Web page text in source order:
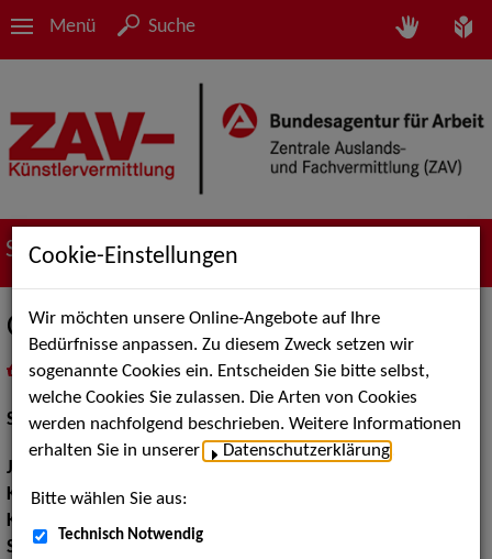
Menü Suche
Suche nach Künstler*innen
Carolin Fink
als PDF speichern
inMeine Merklistelegen
Schauspiel:Film und TV
Jahrgang:
Körpergröße:175 cm
Konfektionsgröße:
Sprachen:
Cookie-Einstellungen
Wir möchten unsere Online-Angebote auf Ihre
Bedürfnisse anpassen. Zu diesem Zweck setzen wir
sogenannte Cookies ein. Entscheiden Sie bitte selbst,
welche Cookies Sie zulassen. Die Arten von Cookies
werden nachfolgend beschrieben. Weitere Informationen
erhalten Sie in unserer
Datenschutzerklärung
Bitte wählen Sie aus:
Technisch Notwendig